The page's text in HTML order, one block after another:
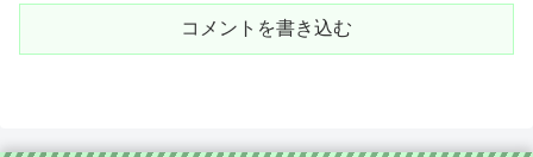
コメントを書き込む